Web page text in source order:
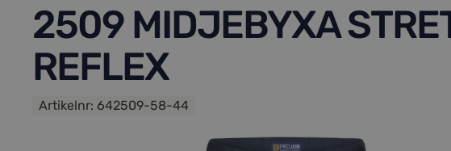
2509 MIDJEBYXA
REFLEX
Artikelnr: 642509-58-44